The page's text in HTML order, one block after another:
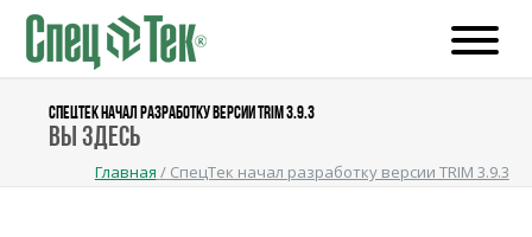
СПЕЦТЕК НАЧАЛ РАЗРАБОТКУ ВЕРСИИ TRIM 3.9.3
Вы здесь
Главная / СпецТек начал разработку версии TRIM 3.9.3